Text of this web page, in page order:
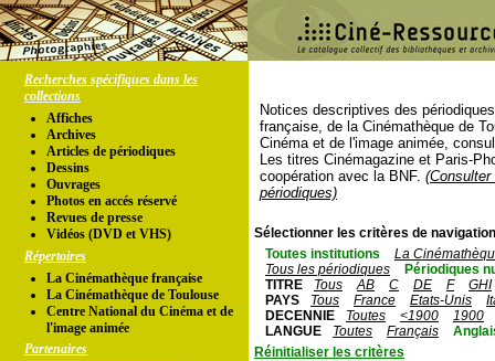
Recherches spécifiques dans les
collections
Affiches
Archives
Articles de périodiques
Dessins
Ouvrages
Photos en accés réservé
Revues de presse
Vidéos (DVD et VHS)
Répertoires
La Cinémathèque française
La Cinémathèque de Toulouse
Centre National du Cinéma et de
l'image animée
Partenaires
Notices descriptives des
française, de la Cinémathèque de
Cinéma et de l'image animée,
Les titres Cinémagazine et Paris-
coopération avec la BNF.
périodiques)
Sélectionner les critères de
Toutes institutions
La
Tous les périodiques
Périodiques
TITRE
Tous AB C DE F
GHI
PAYS
Tous France Etats-Unis
DECENNIE
Toutes <1900
1900
LANGUE
Toutes Français
Réinitialiser les critères